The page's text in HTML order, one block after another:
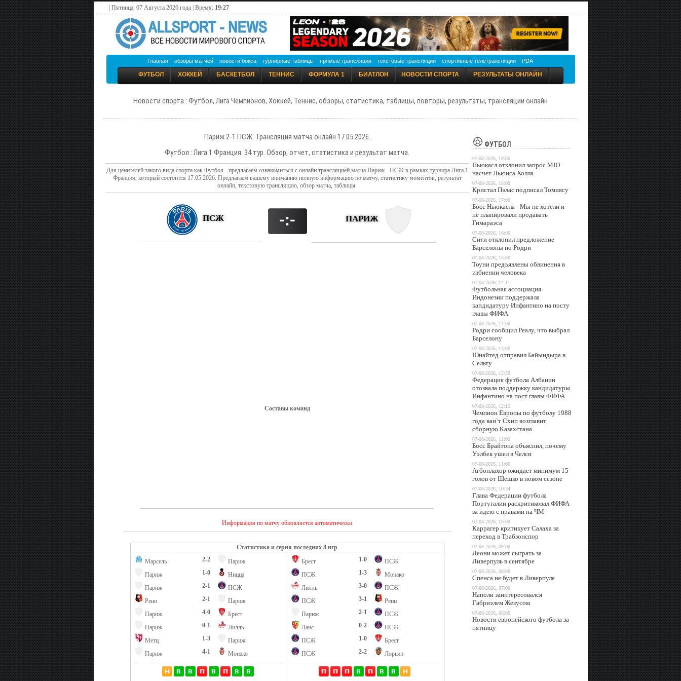
| Пятница, 07 Августа 2026 года | Время: 19:27
Главная обзоры матчей новости бокса турнирные таблицы прямые трансляции текстовые трансляции спортивные телетрансляции PDA
ФУТБОЛ ХОККЕЙ БАСКЕТБОЛ ТЕННИС ФОРМУЛА 1 БИАТЛОН НОВОСТИ СПОРТА РЕЗУЛЬТАТЫ ОНЛАЙН
Новости спорта : Футбол, Лига Чемпионов, Хоккей, Теннис, обзоры, статистика, таблицы, повторы, результаты, трансляции онлайн
Париж 2-1 ПСЖ. Трансляция матча онлайн 17.05.2026.
Футбол : Лига 1 Франция. 34 тур. Обзор, отчет, статистика и результат матча.
Для ценителей такого вида спорта как Футбол - предлагаем ознакомиться с онлайн трансляцией матча Париж - ПСЖ в рамках турнира Лига 1
Франция, который состоится 17.05.2026. Предлагаем вашему вниманию полную информацию по матчу, статистику моментов, результат
онлайн, текстовую трансляцию, обзор матча, таблицы.
ПСЖ -:- ПАРИЖ
Составы команд
Информация по матчу обновляется автоматически
Статистика и серия последних 8 игр
Марсель
2-2
Париж
Париж
1-0
Ницца
Париж
2-1
ПСЖ
Ренн
2-1
Париж
Париж
4-0
Брест
Париж
0-1
Лилль
Метц
1-3
Париж
Париж
4-1 Монако
Брест 1-0
ПСЖ
ПСЖ
1-3
Монако
Лилль
3-0
ПСЖ
ПСЖ
3-1
Ренн
Париж
2-1
ПСЖ
Ланс
0-2
ПСЖ
ПСЖ
1-0
Брест
ПСЖ
2-2 Лорьян
ФУТБОЛ
07-08-2026, 19:00
Ньюкасл отклонил запрос МЮ
насчет Льюиса Холла
07-08-2026, 18:00
Кристал Пэлас подписал Томиясу
07-08-2026, 17:00
Босс Ньюкасла - Мы не хотели и
не планировали продавать
Гимараэса
07-08-2026, 16:00
Сити отклонил предложение
Барселоны по Родри
07-08-2026, 15:00
Тоуни предъявлены обвинения в
избиении человека
07-08-2026, 14:11
Футбольная ассоциация
Индонезии поддержала
кандидатуру Инфантино на посту
главы ФИФА
07-08-2026, 14:00
Родри сообщил Реалу, что выбрал
Барселону
07-08-2026, 13:00
Юнайтед отправил Байындыра в
Сельту
07-08-2026, 12:50
Федерация футбола Албании
отозвала поддержку кандидатуры
Инфантино на пост главы ФИФА
07-08-2026, 12:15
Чемпион Европы по футболу 1988
года ван`т Схип возглавит
сборную Казахстана
07-08-2026, 12:00
Босс Брайтона объяснил, почему
Уэлбек ушел в Челси
07-08-2026, 11:00
Агбонлахор ожидает минимум 15
голов от Шешко в новом сезоне
07-08-2026, 10:34
Глава Федерации футбола
Португалии раскритиковал ФИФА
за идею с правами на ЧМ
07-08-2026, 10:00
Каррагер критикует Салаха за
переход в Трабзонспор
07-08-2026, 09:00
Леони может сыграть за
Ливерпуль в сентябре
07-08-2026, 08:00
Спенса не будет в Ливерпуле
07-08-2026, 07:00
Наполи заинтересовался
Габриэлем Жезусом
07-08-2026, 06:00
Новости европейского футбола за
пятницу